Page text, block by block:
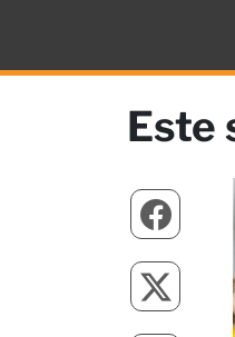
Este